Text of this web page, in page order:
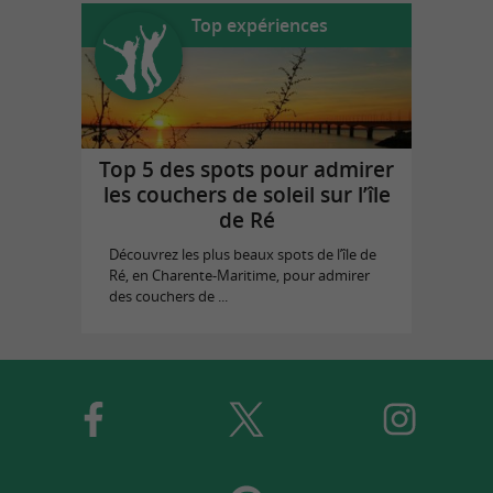
Top expériences
Top 5 des spots pour admirer
les couchers de soleil sur l’île
de Ré
Découvrez les plus beaux spots de l’île de
Ré, en Charente-Maritime, pour admirer
des couchers de ...